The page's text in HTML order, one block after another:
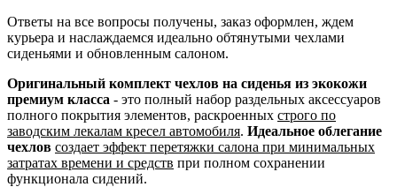
Ответы на все вопросы получены, заказ оформлен, ждем
курьера и наслаждаемся идеально обтянутыми чехлами
сиденьями и обновленным салоном.
Оригинальный комплект чехлов на сиденья из экокожи
премиум класса - это полный набор раздельных аксессуаров
полного покрытия элементов, раскроенных строго по
заводским лекалам кресел автомобиля. Идеальное облегание
чехлов создает эффект перетяжки салона при минимальных
затратах времени и средств при полном сохранении
функционала сидений.